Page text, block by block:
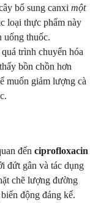
bổ sung canxi một
loại thực phẩm này
uống thuốc.
trình chuyển hóa
bồn chồn hơn
muốn giảm lượng cà
đến ciprofloxacin
đứt gân và tác dụng
chẽ lượng đường
động đáng kể.